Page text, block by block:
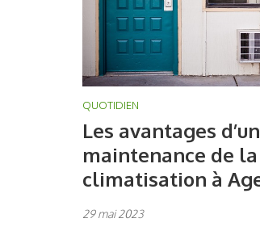
QUOTIDIEN
Les avantages
maintenance de la
climatisation à
29 mai 2023